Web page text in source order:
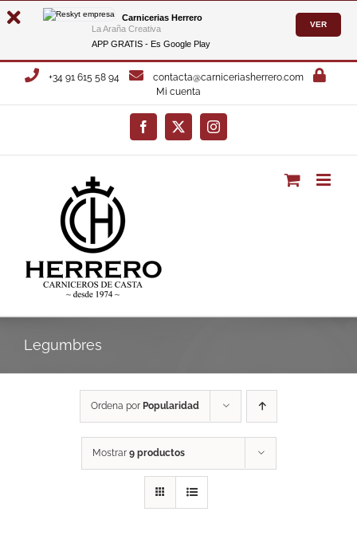
Carnicerias Herrero
La Araña Creativa
APP GRATIS - Es Google Play
VER
Saltar
+34 91 615 58 94
contacta@carniceriasherrero.com
Mi cuenta
Facebook
X Instagram
Legumbres
Ordena por Popularidad
Mostrar 9 productos